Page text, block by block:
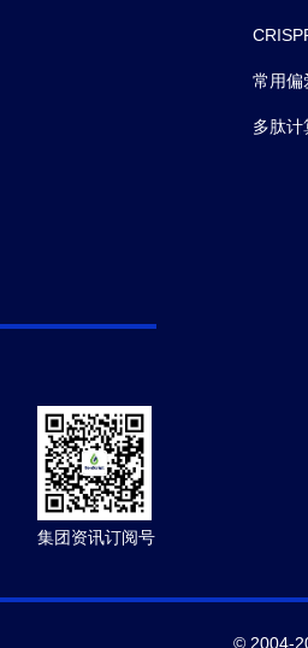
常用偏
多肽计
集团资讯订阅号
© 2004-